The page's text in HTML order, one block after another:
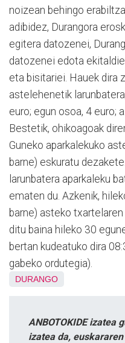
noizean behingo
adibidez, Durangora
egitera datozenei,
datozenei edota
eta bisitariei. Hauek dira
astelehenetik
euro; egun osoa, 4 euro;
Bestetik, ohikoagoak
Guneko aparkalekuko
barne) eskuratu
larunbatera aparkaleku
ematen du. Azkenik,
barne) asteko
ditu baina hileko 30
bertan kudeatuko dira
gabeko ordutegia).
DURANGO
ANBOTOKIDE izatea
izatea da,